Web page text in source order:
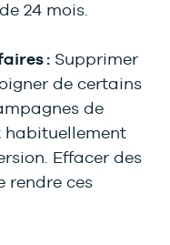
24 mois.
: Supprimer
de certains
de
habituellement
Effacer des
rendre ces